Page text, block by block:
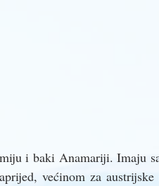
i baki Anamariji. Imaju
većinom za